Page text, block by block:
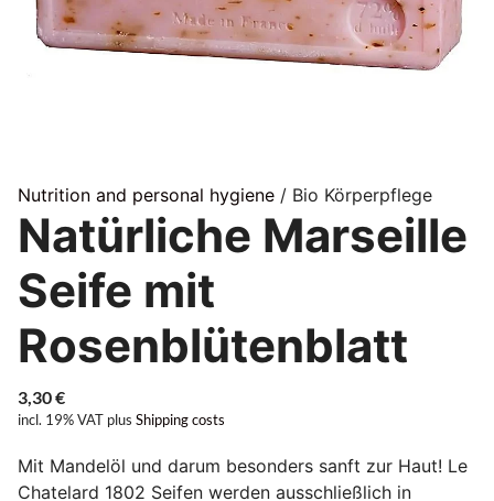
Nutrition and personal hygiene / Bio Körperpflege
Natürliche Marseille
Seife mit
Rosenblütenblatt
3,30€
incl. 19% VAT plus Shipping costs
Mit Mandelöl und darum besonders sanft zur Haut! Le
Chatelard 1802 Seifen werden ausschließlich in